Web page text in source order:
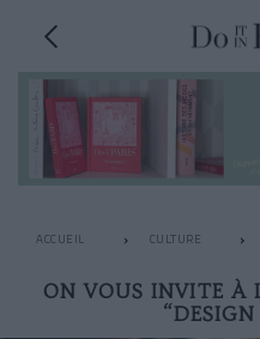
ACCUEIL CULTURE
ON VOUS INVITE À